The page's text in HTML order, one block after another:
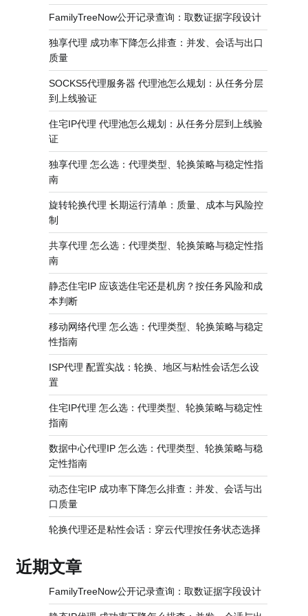
FamilyTreeNow公开记录查询：取数证据字段设计
独享代理 成功率下降怎么排查：并发、会话与出口
质量
SOCKS5代理服务器 代理池怎么规划：从任务分层
到上线验证
住宅IP代理 代理池怎么规划：从任务分层到上线验
证
独享代理 怎么选：代理类型、轮换策略与稳定性指
南
旋转轮换代理 长期运行清单：质量、成本与风险控
制
共享代理 怎么选：代理类型、轮换策略与稳定性指
南
静态住宅IP 应该选住宅还是机房？按任务风险和成
本判断
移动网络代理 怎么选：代理类型、轮换策略与稳定
性指南
ISP代理 配置实战：轮换、地区与粘性会话怎么设
置
住宅IP代理 怎么选：代理类型、轮换策略与稳定性
指南
数据中心代理IP 怎么选：代理类型、轮换策略与稳
定性指南
动态住宅IP 成功率下降怎么排查：并发、会话与出
口质量
轮换代理还是粘性会话：穿云代理按任务状态选择
近期文章
FamilyTreeNow公开记录查询：取数证据字段设计